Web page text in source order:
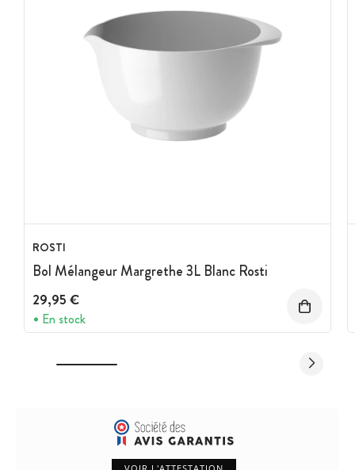
ROSTI
Bol Mélangeur Margrethe 3L Blanc Rosti
29,95 €
En stock